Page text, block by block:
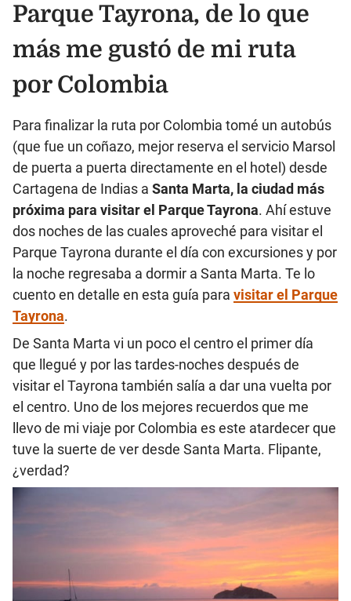
Parque Tayrona, de lo que
más me gustó de mi ruta
por Colombia
Para finalizar la ruta por Colombia tomé un autobús
(que fue un coñazo, mejor reserva el servicio Marsol
de puerta a puerta directamente en el hotel) desde
Cartagena de Indias a Santa Marta, la ciudad más
próxima para visitar el Parque Tayrona. Ahí estuve
dos noches de las cuales aproveché para visitar el
Parque Tayrona durante el día con excursiones y por
la noche regresaba a dormir a Santa Marta. Te lo
cuento en detalle en esta guía para visitar el Parque
Tayrona.
De Santa Marta vi un poco el centro el primer día
que llegué y por las tardes-noches después de
visitar el Tayrona también salía a dar una vuelta por
el centro. Uno de los mejores recuerdos que me
llevo de mi viaje por Colombia es este atardecer que
tuve la suerte de ver desde Santa Marta. Flipante,
¿verdad?